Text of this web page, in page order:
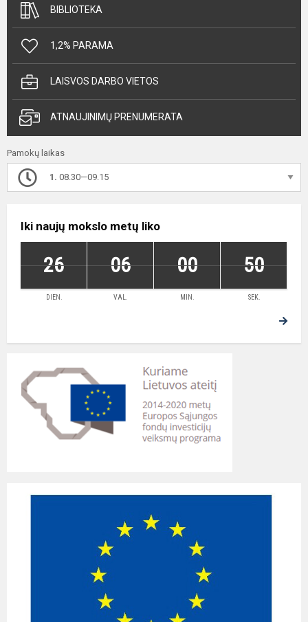
BIBLIOTEKA
1,2% PARAMA
LAISVOS DARBO VIETOS
ATNAUJINIMŲ PRENUMERATA
Pamokų laikas
1. 08.30—09.15
Iki naujų mokslo metų liko
26 06 00 50
DIEN. VAL. MIN. SEK.